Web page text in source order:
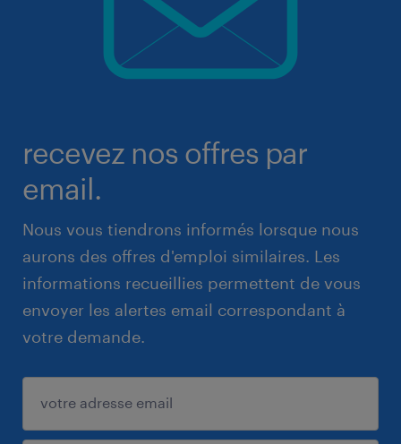
recevez nos offres par
email.
Nous vous tiendrons informés lorsque nous
aurons des offres d'emploi similaires. Les
informations recueillies permettent de vous
envoyer les alertes email correspondant à
votre demande.